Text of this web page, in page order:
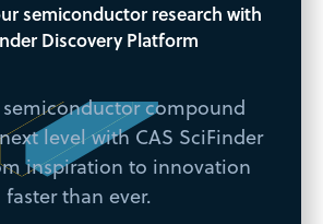
semiconductor research with
Discovery Platform
semiconductor compound
level with CAS SciFinder
inspiration to innovation
faster than ever.